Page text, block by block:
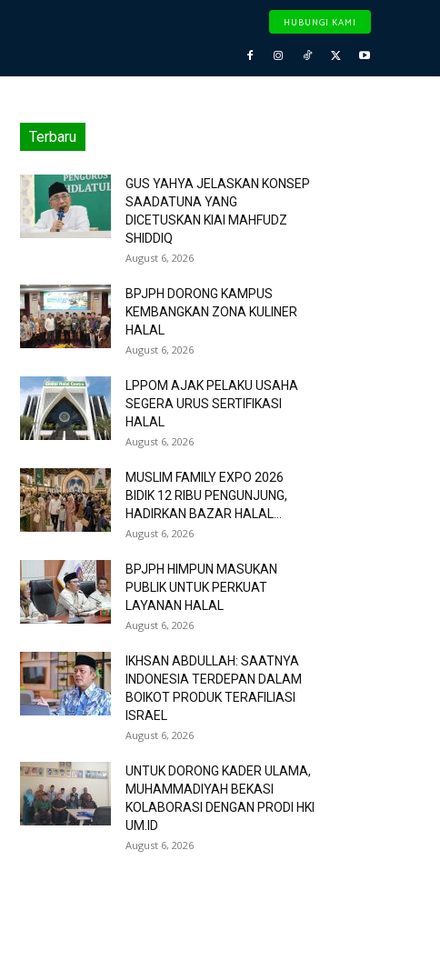
HUBUNGI KAMI
Terbaru
GUS YAHYA JELASKAN KONSEP
SAADATUNA YANG
DICETUSKAN KIAI MAHFUDZ
SHIDDIQ
August 6, 2026
BPJPH DORONG KAMPUS
KEMBANGKAN ZONA KULINER
HALAL
August 6, 2026
LPPOM AJAK PELAKU USAHA
SEGERA URUS SERTIFIKASI
HALAL
August 6, 2026
MUSLIM FAMILY EXPO 2026
BIDIK 12 RIBU PENGUNJUNG,
HADIRKAN BAZAR HALAL...
August 6, 2026
BPJPH HIMPUN MASUKAN
PUBLIK UNTUK PERKUAT
LAYANAN HALAL
August 6, 2026
IKHSAN ABDULLAH: SAATNYA
INDONESIA TERDEPAN DALAM
BOIKOT PRODUK TERAFILIASI
ISRAEL
August 6, 2026
UNTUK DORONG KADER ULAMA,
MUHAMMADIYAH BEKASI
KOLABORASI DENGAN PRODI HKI
UM.ID
August 6, 2026